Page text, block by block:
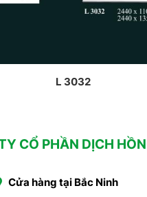
L 3032
CỔ PHẦN DỊCH
Cửa hàng tại Bắc Ninh